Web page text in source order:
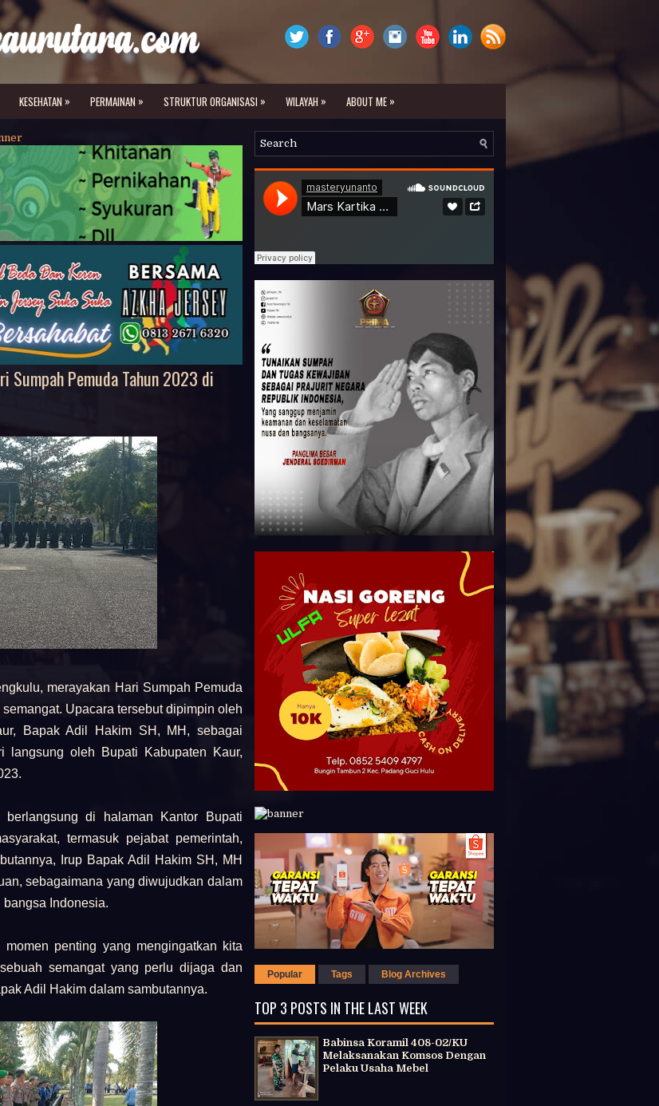
KESEHATAN » PERMAINAN » STRUKTUR ORGANISASI » WILAYAH » ABOUT ME »
Sumpah Pemuda Tahun 2023 di
merayakan Hari Sumpah Pemuda
Upacara tersebut dipimpin oleh
Bapak Adil Hakim SH, MH, sebagai
langsung oleh Bupati Kabupaten Kaur,
di halaman Kantor Bupati
termasuk pejabat pemerintah,
Irup Bapak Adil Hakim SH, MH
sebagaimana yang diwujudkan dalam
Indonesia.
penting yang mengingatkan kita
semangat yang perlu dijaga dan
Adil Hakim dalam sambutannya.
Popular Tags Blog Archives
TOP 3 POSTS IN THE LAST WEEK
Babinsa Koramil 408-02/KU
Melaksanakan Komsos Dengan
Pelaku Usaha Mebel